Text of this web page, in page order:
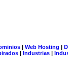
| Web Hosting |
| Industrias |